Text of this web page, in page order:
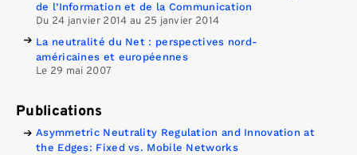
de l’Information et de la Communication
Du 24 janvier 2014 au 25 janvier 2014
La neutralité du Net : perspectives nord-
américaines et européennes
Le 29 mai 2007
Publications
Asymmetric Neutrality Regulation and Innovation at
the Edges: Fixed vs. Mobile Networks